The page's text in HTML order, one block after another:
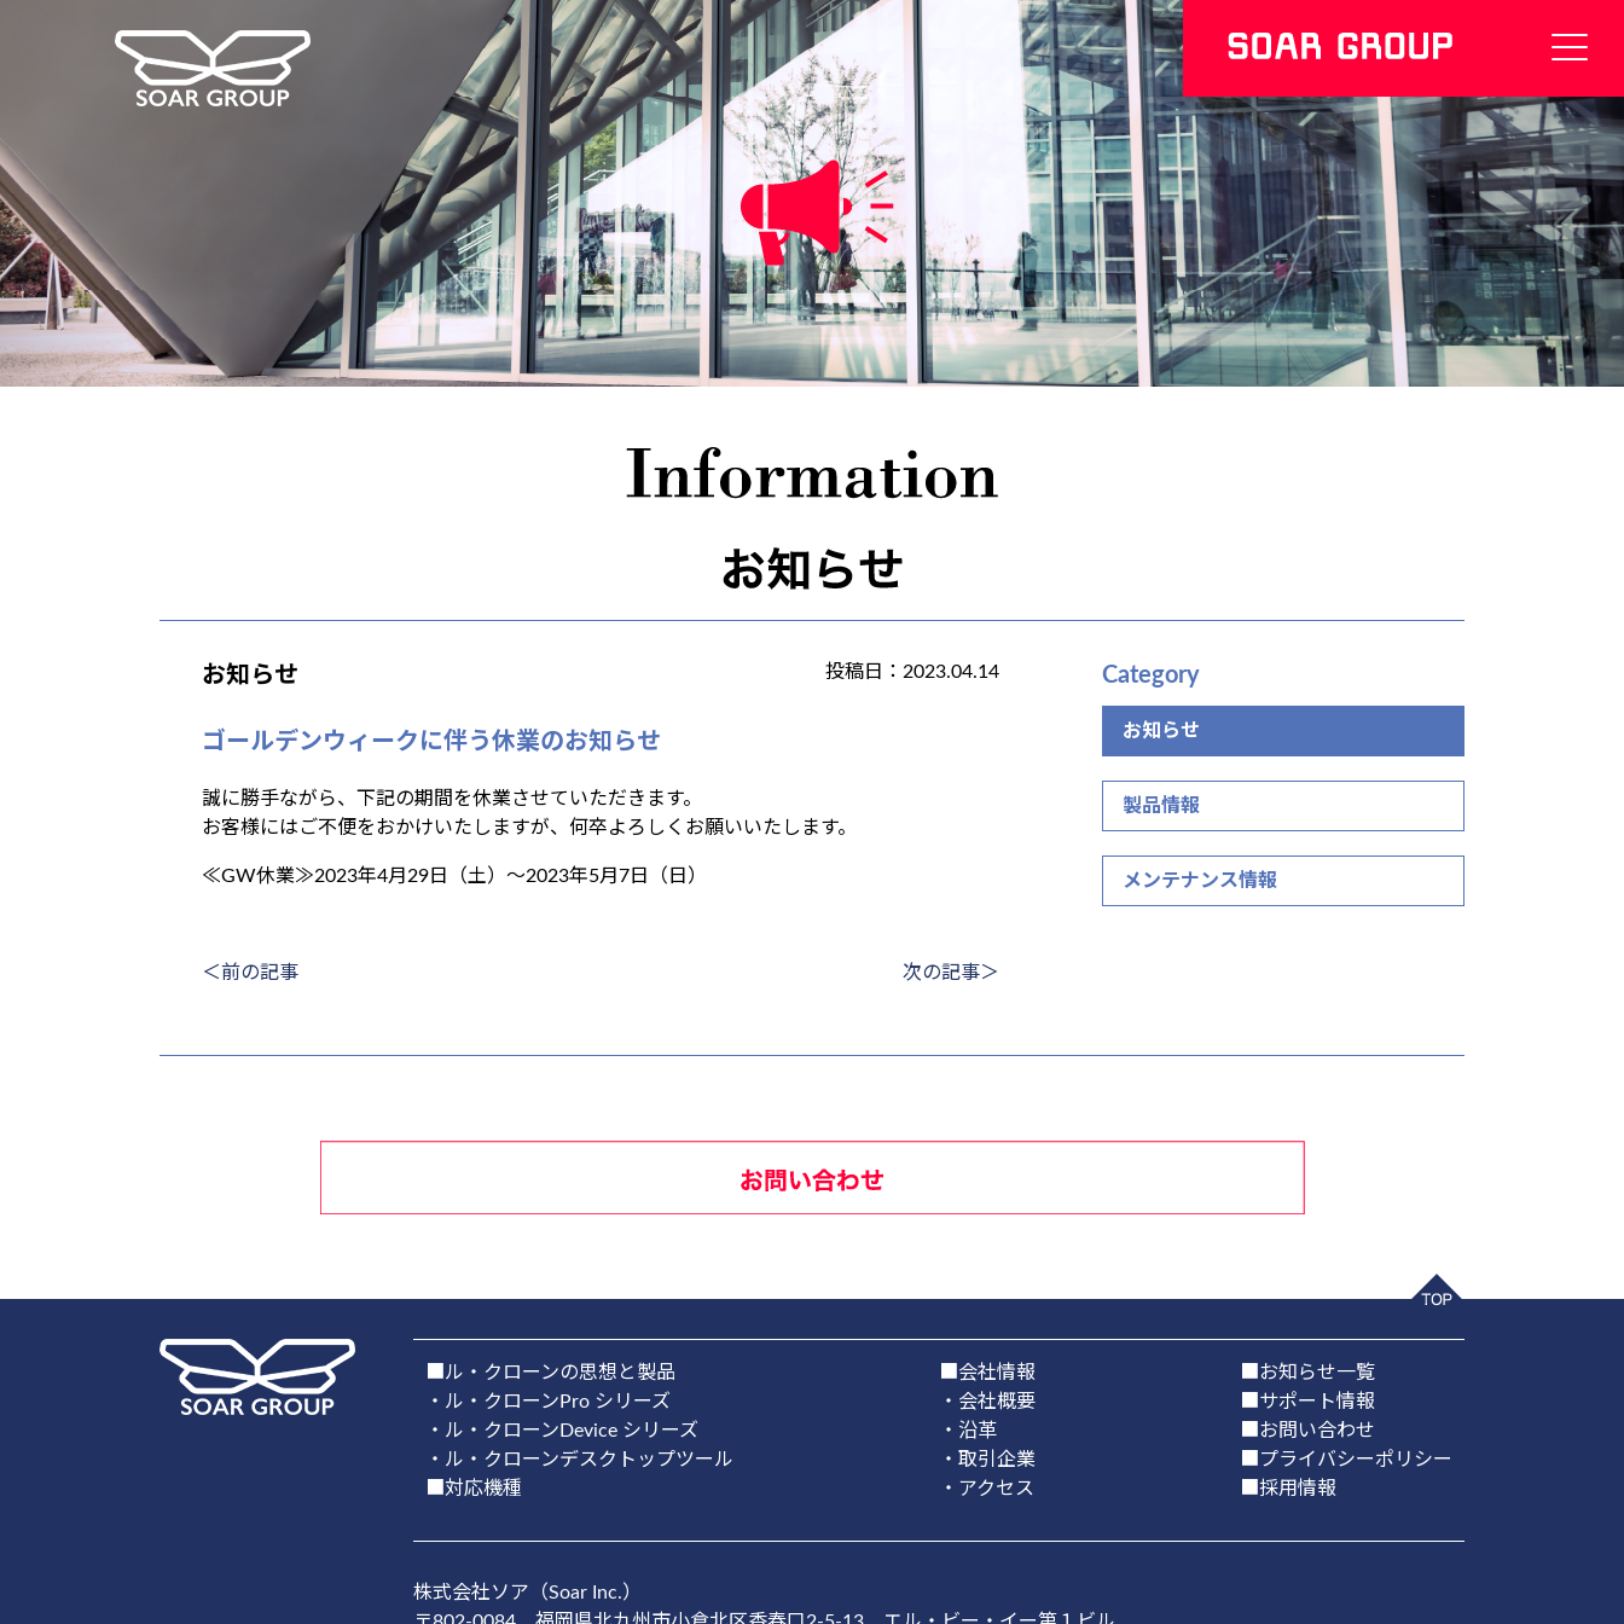
お知らせ 投稿日：2023.04.14
ゴールデンウィークに伴う休業のお知らせ
誠に勝手ながら、下記の期間を休業させていただきます。
お客様にはご不便をおかけいたしますが、何卒よろしくお願いいたします。
≪GW休業≫2023年4月29日（土）～2023年5月7日（日）
＜前の記事 次の記事＞
Category
お知らせ
製品情報
メンテナンス情報
■ル・クローンの思想と製品
・ル・クローンPro シリーズ
・ル・クローンDevice シリーズ
・ル・クローンデスクトップツール
■対応機種
■会社情報
・会社概要
・沿革
・取引企業
・アクセス
■お知らせ一覧
■サポート情報
■お問い合わせ
■プライバシーポリシー
■採用情報
株式会社ソア（Soar Inc.）